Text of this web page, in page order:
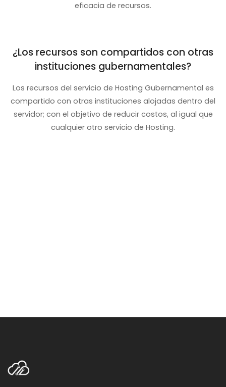
eficacia de recursos.
¿Los recursos son compartidos con otras
instituciones gubernamentales?
Los recursos del servicio de Hosting Gubernamental es
compartido con otras instituciones alojadas dentro del
servidor; con el objetivo de reducir costos, al igual que
cualquier otro servicio de Hosting.